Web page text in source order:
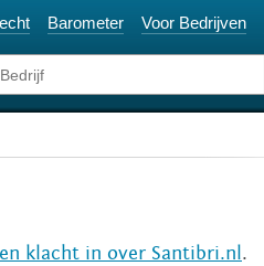
Barometer Voor Bedrijven
klacht in over Santibri.nl.